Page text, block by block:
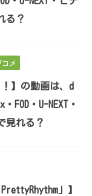
る？
メ
】の動画は、d
・U-NEXT・
見れる？
」】